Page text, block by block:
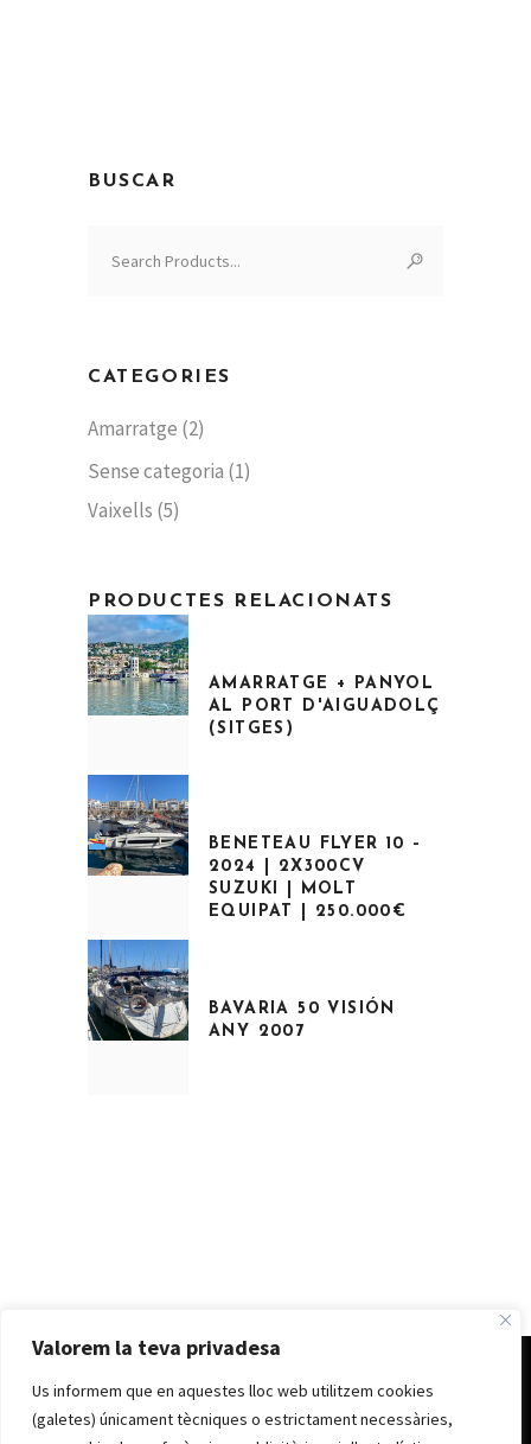
Valorem la teva privadesa
Us informem que en aquestes lloc web utilitzem cookies
(galetes) únicament tècniques o estrictament necessàries,
BUSCAR
for:
CATEGORIES
Amarratge (2)
Sense categoria (1)
Vaixells (5)
PRODUCTES RELACIONATS
AMARRATGE + PANYOL
AL PORT D'AIGUADOLÇ
(SITGES)
72.000,00€.
65.000,00€.
BENETEAU FLYER 10 –
2024 | 2X300CV
SUZUKI | MOLT
EQUIPAT | 250.000€
BAVARIA 50 VISIÓN
ANY 2007
© CLUB NÀUTIC D’ANDORRA 2022
Avís legal|Política de cookes|Política de
privacitat